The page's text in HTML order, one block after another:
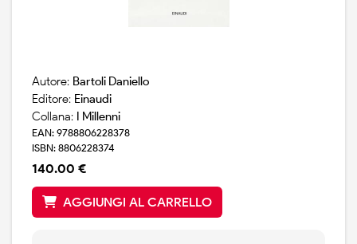
Autore: Bartoli Daniello
Editore: Einaudi
Collana: I Millenni
EAN: 9788806228378
ISBN: 8806228374
140.00 €
AGGIUNGI AL CARRELLO